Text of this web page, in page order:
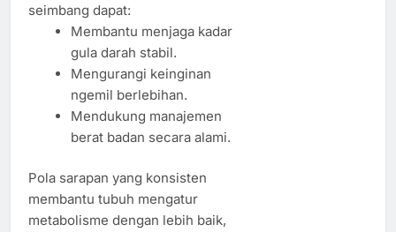
seimbang dapat:
Membantu menjaga kadar
gula darah stabil.
Mengurangi keinginan
ngemil berlebihan.
Mendukung manajemen
berat badan secara alami.
Pola sarapan yang konsisten
membantu tubuh mengatur
metabolisme dengan lebih baik,